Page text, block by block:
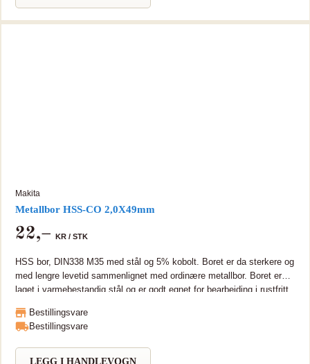
Makita
Metallbor HSS-CO 2,0X49mm
22,– KR / STK
HSS bor, DIN338 M35 med stål og 5% kobolt. Boret er da sterkere og
med lengre levetid sammenlignet med ordinære metallbor. Boret er
laget i varmebestandig stål og er godt egnet for bearbeiding i rustfritt
er da sterkere og med lengre levetid sammenlignet med ordinære
metallbor. Boret er laget i varmebestandig stål og er godt egnet for
Bestillingsvare
Bestillingsvare
LEGG I HANDLEVOGN